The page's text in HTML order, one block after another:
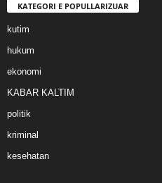
KATEGORI E POPULLARIZUAR
kutim
hukum
ekonomi
KABAR KALTIM
politik
kriminal
kesehatan